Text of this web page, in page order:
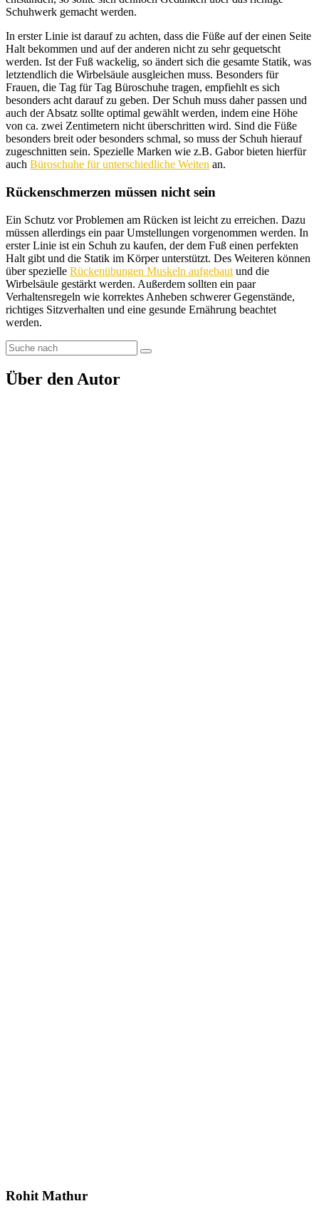
Schuhwerk gemacht werden.
In erster Linie ist darauf zu achten, dass die Füße auf der einen Seite
Halt bekommen und auf der anderen nicht zu sehr gequetscht
werden. Ist der Fuß wackelig, so ändert sich die gesamte Statik, was
letztendlich die Wirbelsäule ausgleichen muss. Besonders für
Frauen, die Tag für Tag Büroschuhe tragen, empfiehlt es sich
besonders acht darauf zu geben. Der Schuh muss daher passen und
auch der Absatz sollte optimal gewählt werden, indem eine Höhe
von ca. zwei Zentimetern nicht überschritten wird. Sind die Füße
besonders breit oder besonders schmal, so muss der Schuh hierauf
zugeschnitten sein. Spezielle Marken wie z.B. Gabor bieten hierfür
auch Büroschuhe für unterschiedliche Weiten an.
Rückenschmerzen müssen nicht sein
Ein Schutz vor Problemen am Rücken ist leicht zu erreichen. Dazu
müssen allerdings ein paar Umstellungen vorgenommen werden. In
erster Linie ist ein Schuh zu kaufen, der dem Fuß einen perfekten
Halt gibt und die Statik im Körper unterstützt. Des Weiteren können
über spezielle Rückenübungen Muskeln aufgebaut und die
Wirbelsäule gestärkt werden. Außerdem sollten ein paar
Verhaltensregeln wie korrektes Anheben schwerer Gegenstände,
richtiges Sitzverhalten und eine gesunde Ernährung beachtet
werden.
Über den Autor
Rohit Mathur